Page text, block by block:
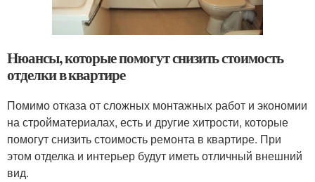
Нюансы, которые помогут снизить стоимость
отделки в квартире
Помимо отказа от сложных монтажных работ и экономии
на стройматериалах, есть и другие хитрости, которые
помогут снизить стоимость ремонта в квартире. При
этом отделка и интерьер будут иметь отличный внешний
вид.